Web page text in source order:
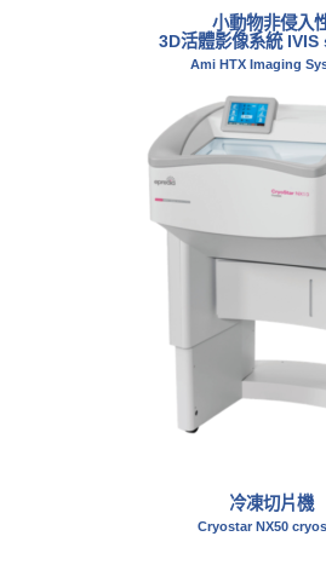
小動物非侵入
3D活體影像系統
Ami HTX Imaging
冷凍切片機
Cryostar NX50